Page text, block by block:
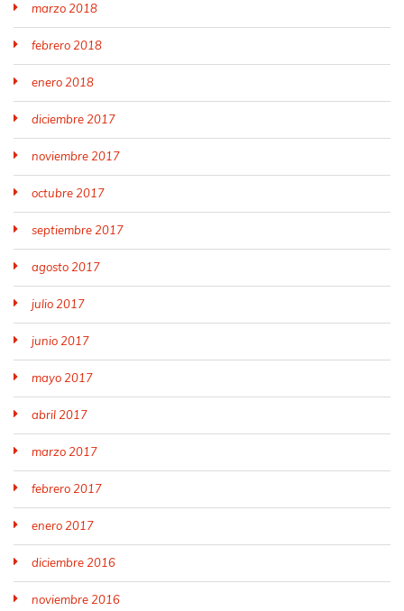
marzo 2018
febrero 2018
enero 2018
diciembre 2017
noviembre 2017
octubre 2017
septiembre 2017
agosto 2017
julio 2017
junio 2017
mayo 2017
abril 2017
marzo 2017
febrero 2017
enero 2017
diciembre 2016
noviembre 2016